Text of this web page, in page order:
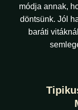
módja annak,
döntsünk. Jól
baráti